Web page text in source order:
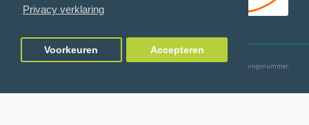
Privacy verklaring
Voorkeuren Accepteren
© 2024 Cool4pets BV, alle rechten voorbehouden. Ondernemingsnummer: